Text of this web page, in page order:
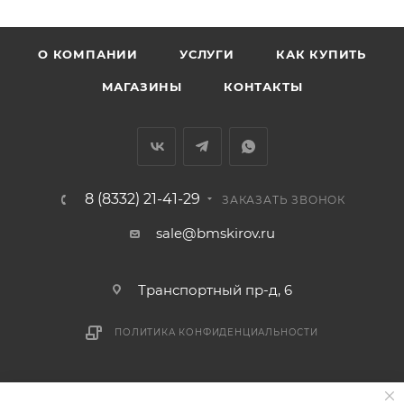
раньше связаться с менеджером, либо с отделом
ВАЖНО: Покупатель обязан обеспечить наличие
отказаться от доставки. Стоимость повторной
Доставка заказов по России не осуществляется.
О КОМПАНИИ УСЛУГИ КАК КУПИТЬ
МАГАЗИНЫ КОНТАКТЫ
8 (8332) 21-41-29 ЗАКАЗАТЬ ЗВОНОК
sale@bmskirov.ru
Транспортный пр-д, 6
ПОЛИТИКА КОНФИДЕНЦИАЛЬНОСТИ